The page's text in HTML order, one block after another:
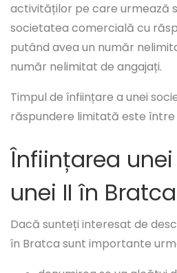
activităților pe care urmează
societatea comercială cu
putând avea un număr
număr nelimitat de angajați.
Timpul de înființare a unei
răspundere limitată este între
Înființarea unei
unei II în Bratca
Dacă sunteți interesat de
în Bratca sunt importante